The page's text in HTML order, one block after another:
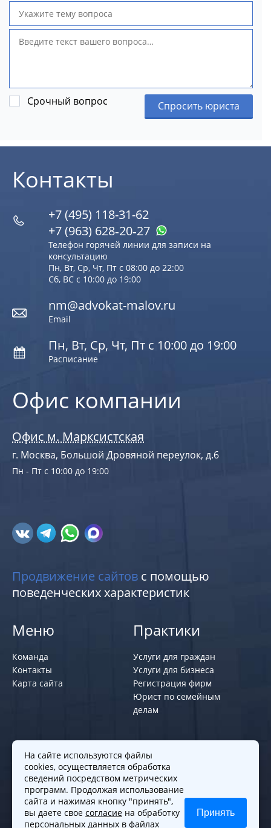
Срочный вопрос Спросить юриста
Офис компании
Офис м. Марксистская
г. Москва, Большой Дровяной переулок, д.6
Пн - Пт с 10:00 до 19:00
Контакты
+7 (495) 118-31-62
+7 (963) 628‑20‑27
Телефон горячей линии для записи на
консультацию
Пн, Вт, Ср, Чт, Пт с 08:00 до 22:00
Сб, ВС с 10:00 до 19:00
nm@advokat-malov.ru
Email
Пн, Вт, Ср, Чт, Пт с 10:00 до 19:00
Расписание
Продвижение сайтов с помощью
поведенческих характеристик
Меню
Команда
Контакты
Карта сайта
Практики
Услуги для граждан
Услуги для бизнеса
Регистрация фирм
Юрист по семейным
делам
Политики и правила
Политика обработки персональных
данных
Согласие на обработку cookies
Согласие на обработку персональных
На сайте используются файлы
cookies, осуществляется обработка
сведений посредством метрических
программ. Продолжая использование
сайта и нажимая кнопку "принять",
вы даете свое согласие на обработку
персональных данных в файлах
Принять